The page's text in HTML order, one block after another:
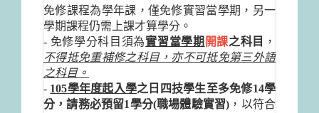
免修課程為學年課，僅免修實習當學期，另一
學期課程仍需上課才算學分。
- 免修學分科目須為實習當學期 開課之科目 ，
不得抵免重補修之科目，亦不可抵免第三外語
之科目。
- 105學年度起入學之日四技學生至多免修14學
分，請務必預留1學分(職場體驗實習) ，以符合